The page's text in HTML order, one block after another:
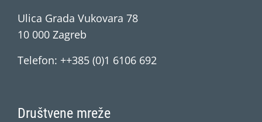
Ulica Grada Vukovara 78
10 000 Zagreb
Telefon: ++385 (0)1 6106 692
Društvene mreže